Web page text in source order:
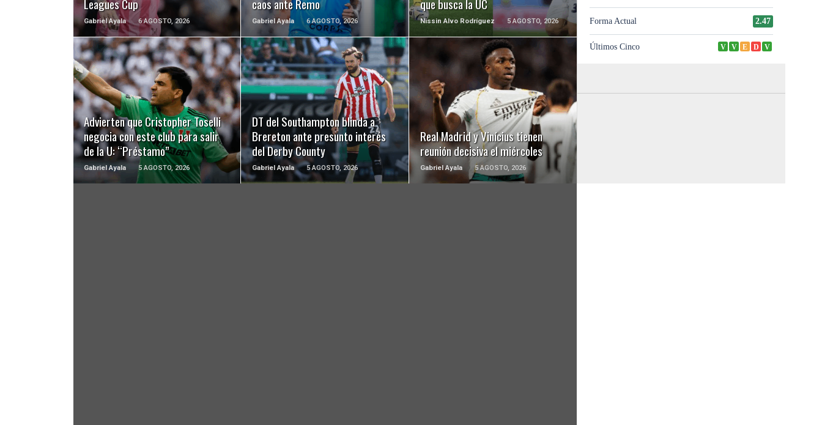
Leagues Cup
Gabriel Ayala 6 AGOSTO, 2026
caos ante Remo
Gabriel Ayala 6 AGOSTO, 2026
que busca la UC
Nissin Alvo Rodríguez 5 AGOSTO, 2026
Advierten que Cristopher Toselli
negocia con este club para salir
de la U: “Préstamo”
Gabriel Ayala 5 AGOSTO, 2026
LEER MÁS
DT del Southampton blinda a
Brereton ante presunto interés
del Derby County
Gabriel Ayala 5 AGOSTO, 2026
LEER MÁS
Real Madrid y Vinícius tienen
reunión decisiva el miércoles
Gabriel Ayala 5 AGOSTO, 2026
LEER MÁS